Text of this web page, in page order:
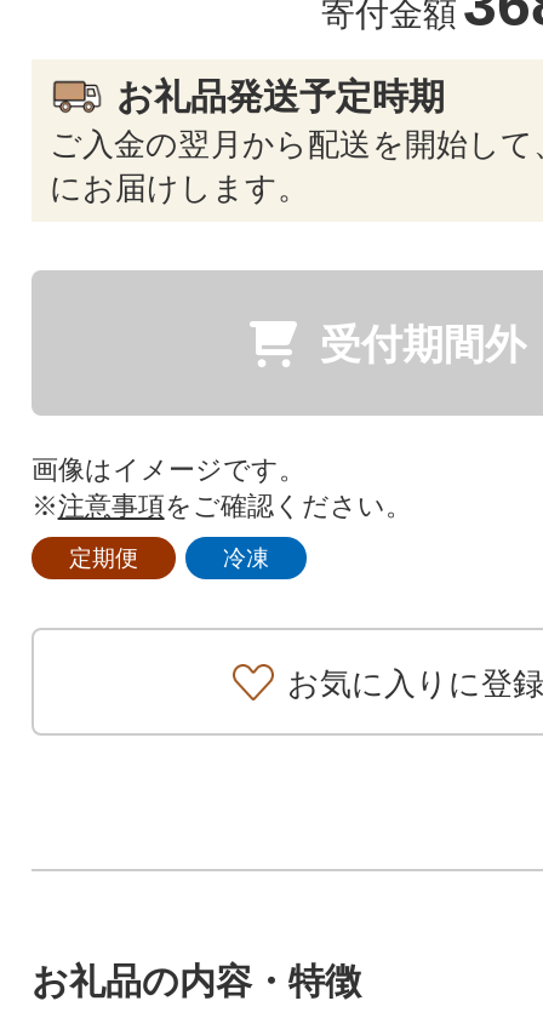
寄付金額
お礼品発送予定時期
ご入金の翌月から配送を開始して
にお届けします。
受付期間外
画像はイメージです。
※注意事項をご確認ください。
定期便 冷凍
お気に入りに登録
お礼品の内容・特徴